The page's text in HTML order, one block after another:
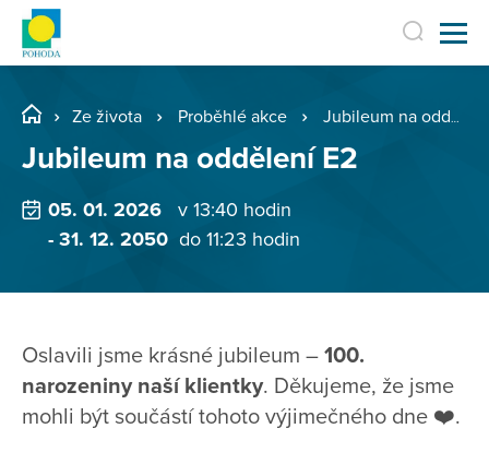
Ze života Proběhlé akce Jubileum na oddělení E2
Jubileum na oddělení E2
05. 01. 2026
v 13:40 hodin
- 31. 12. 2050 do 11:23 hodin
Oslavili jsme krásné jubileum – 100.
narozeniny naší klientky. Děkujeme, že jsme
mohli být součástí tohoto výjimečného dne ❤️.